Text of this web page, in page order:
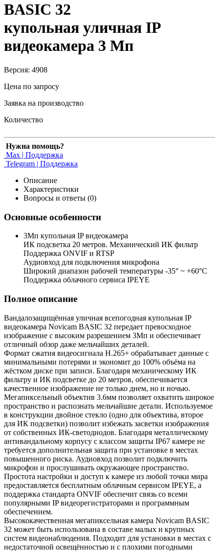
BASIC 32
купольная уличная IP
видеокамера 3 Мп
Версия: 4908
Цена по запросу
Заявка на производство
Количество
Нужна помощь?
Max | Поддержка
Telegram | Поддержка
Описание
Характеристики
Вопросы и ответы (0)
Основные особенности
3Мп купольная IP видеокамера
ИК подсветка 20 метров. Механический ИК фильтр
Поддержка ONVIF и RTSP
Аудиовход для подключения микрофона
Широкий диапазон рабочей температуры -35° ~ +60°C
Поддержка облачного сервиса IPEYE
Полное описание
Вандалозащищённая уличная всепогодная купольная IP
видеокамера Novicam BASIC 32 передает превосходное
изображение с высоким разрешением 3Мп и обеспечивает
отличный обзор даже мельчайших деталей.
Формат сжатия видеосигнала H.265+ обрабатывает данные с
минимальными потерями и экономит до 100% объёма на
жёстком диске при записи. Благодаря механическому ИК
фильтру и ИК подсветке до 20 метров, обеспечивается
качественное изображение не только днем, но и ночью.
Мегапиксельный объектив 3.6мм позволяет охватить широкое
пространство и распознать мельчайшие детали. Используемое
в конструкции двойное стекло (одно для объектива, второе
для ИК подсветки) позволит избежать засветки изображения
от собственных ИК-светодиодов. Благодаря металлическому
антивандальному корпусу с классом защиты IP67 камере не
требуется дополнительная защита при установке в местах
повышенного риска. Аудиовход позволит подключить
микрофон и прослушивать окружающее пространство.
Простота настройки и доступ к камере из любой точки мира
предоставляется бесплатным облачным сервисом IPEYE, а
поддержка стандарта ONVIF обеспечит связь со всеми
популярными IP видеорегистраторами и программным
обеспечением.
Высококачественная мегапиксельная камера Novicam BASIC
32 может быть использована в составе малых и крупных
систем видеонаблюдения. Подходит для установки в местах с
недостаточной освещённостью и с плохими погодными